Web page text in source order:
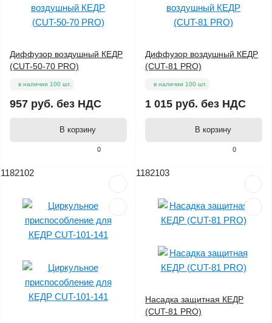
0
Диффузор воздушный КЕДР
(CUT-50-70 PRO)
в наличии 100 шт.
957 руб. без НДС
В корзину
0
Диффузор воздушный КЕДР
(CUT-81 PRO)
в наличии 100 шт.
1 015 руб. без НДС
В корзину
1182102 1182103
Насадка защитная КЕДР
(CUT-81 PRO)